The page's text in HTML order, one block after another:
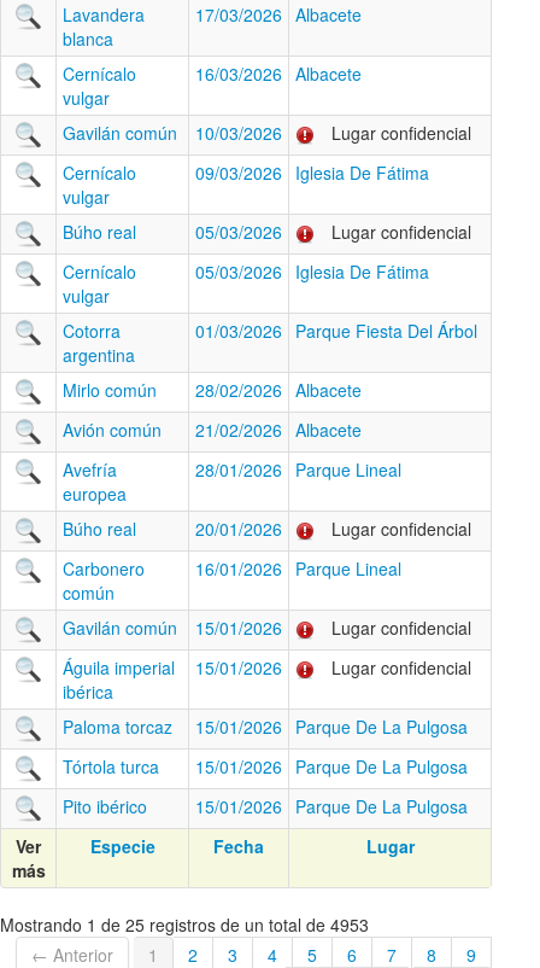
Lavandera
blanca
17/03/2026 Albacete
Cernícalo
vulgar
16/03/2026 Albacete
Gavilán común 10/03/2026
Lugar confidencial
Cernícalo
vulgar
09/03/2026 Iglesia De Fátima
Búho real 05/03/2026
Lugar confidencial
Cernícalo
vulgar
05/03/2026 Iglesia De Fátima
Cotorra
argentina
01/03/2026 Parque Fiesta Del Árbol
Mirlo común 28/02/2026 Albacete
Avión común
21/02/2026 Albacete
Avefría
europea
28/01/2026 Parque Lineal
Búho real 20/01/2026
Lugar confidencial
Carbonero
común
16/01/2026 Parque Lineal
Gavilán común 15/01/2026
Lugar confidencial
Águila imperial
ibérica
15/01/2026 Lugar confidencial
Paloma torcaz 15/01/2026 Parque De La Pulgosa
Tórtola turca
15/01/2026 Parque De La Pulgosa
Pito ibérico
15/01/2026 Parque De La Pulgosa
Ver
más
Especie Fecha Lugar
Mostrando 1 de 25 registros de un total de 4953
← Anterior
1 2 3 4 5 6 7 8
9